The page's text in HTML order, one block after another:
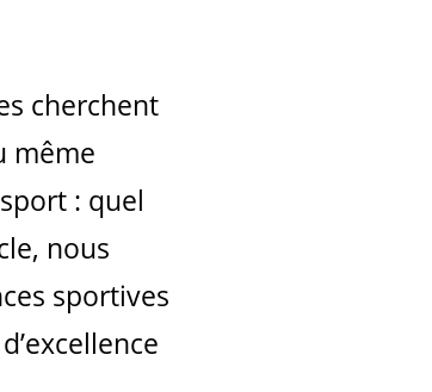
cherchent
même
: quel
nous
sportives